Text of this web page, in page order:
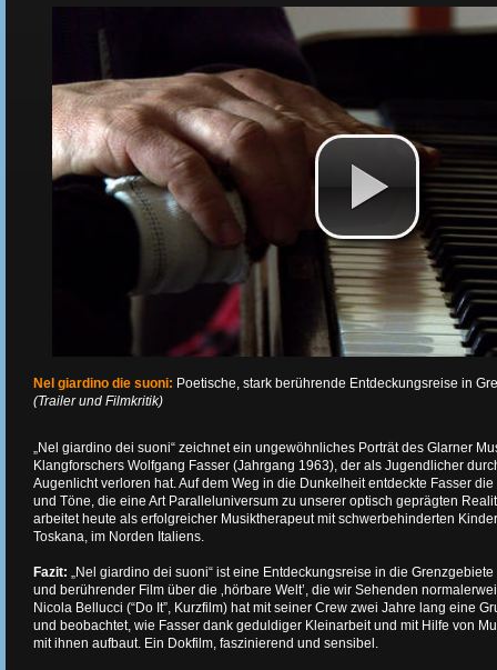
Nel giardino die suoni: Poetische, stark berührende Entdeckungsreise in
(Trailer und Filmkritik)
„Nel giardino dei suoni“ zeichnet ein ungewöhnliches Porträt des Glarner
Klangforschers Wolfgang Fasser (Jahrgang 1963), der als Jugendlicher
Augenlicht verloren hat. Auf dem Weg in die Dunkelheit entdeckte Fasser
und Töne, die eine Art Paralleluniversum zu unserer optisch geprägten
arbeitet heute als erfolgreicher Musiktherapeut mit schwerbehinderten
Toskana, im Norden Italiens.
Fazit: „Nel giardino dei suoni“ ist eine Entdeckungsreise in die
und berührender Film über die ‚hörbare Welt’, die wir Sehenden
Nicola Bellucci (“Do It”, Kurzfilm) hat mit seiner Crew zwei Jahre lang eine
und beobachtet, wie Fasser dank geduldiger Kleinarbeit und mit Hilfe von
mit ihnen aufbaut. Ein Dokfilm, faszinierend und sensibel.